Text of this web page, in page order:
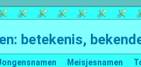
betekenis,
Meisjesnamen